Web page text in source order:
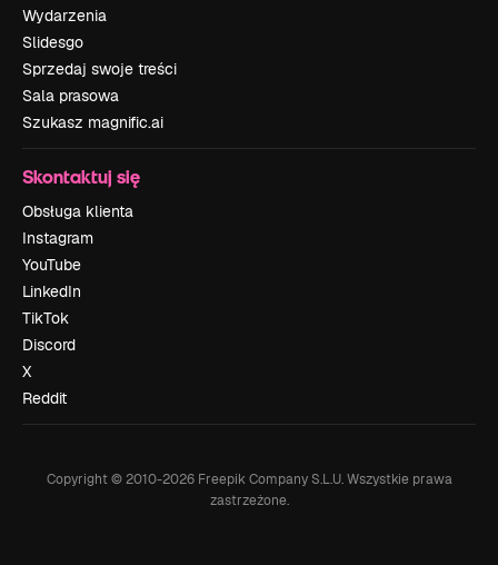
Wydarzenia
Slidesgo
Sprzedaj swoje treści
Sala prasowa
Szukasz magnific.ai
Skontaktuj się
Obsługa klienta
Instagram
YouTube
LinkedIn
TikTok
Discord
X
Reddit
Copyright © 2010-2026Freepik Company S.L.U. Wszystkie prawa
zastrzeżone.